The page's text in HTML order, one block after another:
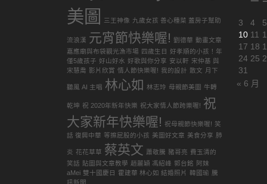
美圖
三王神像 九歲女孩 善心種菜 蓋房子幫助
流浪漢 元宵節快樂喔! 劉德華 動畫文章
嘉應廟與布袋觀光漁市場 四歲生日
好孝順的小孩！年
僅5歲孩子 好山好水 好歌與你分享 安以軒 宋仲基 與
宋慧喬 影片欣賞 情人節快樂喔! 我的設計 散文 月下
聽風 AI 主唱 林心如 林志玲 母親節美圖 牛轉
乾坤 祝 2020年新年快樂 祝大家情人節跨樂喔! 祝
大家新年快樂喔! 祝母親節快樂喔! 笑
話 復興中華 等擦屁股的小孩 美圖好文章 美食分享 肺
炎 花花草草 蔡英文 蕭敬騰 豬哥亮 費玉清的
笑話 貼圖與文章教學 趙麗穎 馮紹峰 郭台銘 阿妹
aMei 雙十國慶日 霍建華 林心如 結婚照片 韓國瑜 騰
訊新聞
3 4
5
10 11
17 18
24 25
31
« 6 月